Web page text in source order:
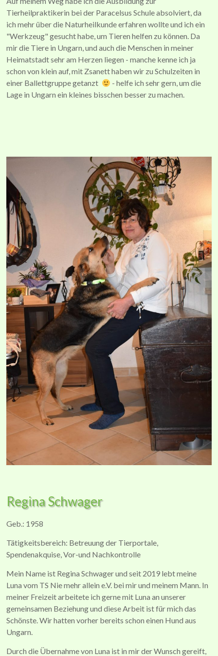
Tierheilpraktikerin bei der Paracelsus Schule absolviert, da
ich mehr über die Naturheilkunde erfahren wollte und ich ein
"Werkzeug" gesucht habe, um Tieren helfen zu können. Da
mir die Tiere in Ungarn, und auch die Menschen in meiner
Heimatstadt sehr am Herzen liegen - manche kenne ich ja
schon von klein auf, mit Zsanett haben wir zu Schulzeiten in
einer Ballettgruppe getanzt
- helfe ich sehr gern, um die
Lage in Ungarn ein kleines bisschen besser zu machen.
Regina Schwager
Geb.: 1958
Tätigkeitsbereich: Betreuung der Tierportale,
Spendenakquise, Vor-und Nachkontrolle
Mein Name ist Regina Schwager und seit 2019 lebt meine
Luna vom TS Nie mehr allein e.V. bei mir und meinem Mann. In
meiner Freizeit arbeitete ich gerne mit Luna an unserer
gemeinsamen Beziehung und diese Arbeit ist für mich das
Schönste. Wir hatten vorher bereits schon einen Hund aus
Ungarn.
Durch die Übernahme von Luna ist in mir der Wunsch gereift,